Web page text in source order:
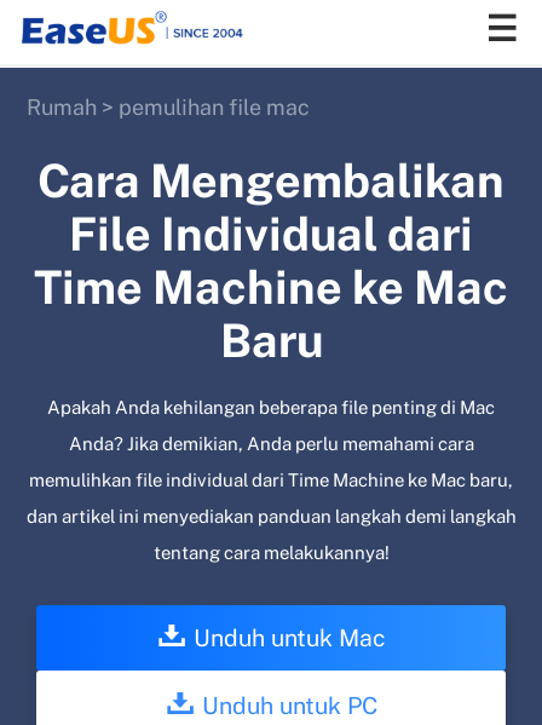
Rumah > pemulihan file mac
Cara Mengembalikan
File Individual dari
Time Machine ke Mac
Baru
Apakah Anda kehilangan beberapa file penting di Mac
Anda? Jika demikian, Anda perlu memahami cara
memulihkan file individual dari Time Machine ke Mac baru,
dan artikel ini menyediakan panduan langkah demi langkah
tentang cara melakukannya!
Unduh untuk Mac
Unduh untuk PC